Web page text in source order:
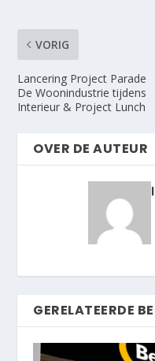
VORIG
Lancering Project Parade
De Woonindustrie tijdens
Interieur & Project Lunch
OVER DE AUTEUR
GERELATEERDE